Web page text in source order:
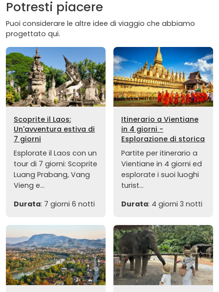
Potresti piacere
Puoi considerare le altre idee di viaggio che abbiamo
progettato qui.
Scoprite il Laos:
Un'avventura estiva di
7 giorni
Esplorate il Laos con un
tour di 7 giorni: Scoprite
Luang Prabang, Vang
Vieng e...
Durata: 7 giorni 6 notti
Itinerario a Vientiane
in 4 giorni -
Esplorazione di storica
Partite per itinerario a
Vientiane in 4 giorni ed
esplorate i suoi luoghi
turist...
Durata: 4 giorni 3 notti